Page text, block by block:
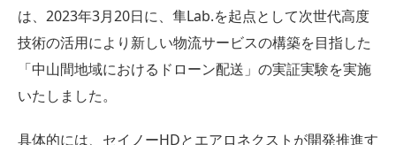
は、2023年3月20日に、隼Lab.を起点として次世代高度
技術の活用により新しい物流サービスの構築を目指した
「中山間地域におけるドローン配送」の実証実験を実施
いたしました。
具体的には、セイノーHDとエアロネクストが開発推進す